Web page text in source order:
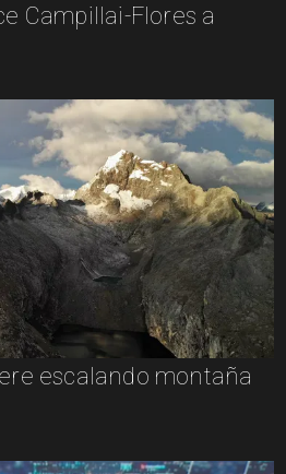
Campillai-Flores a
escalando montaña